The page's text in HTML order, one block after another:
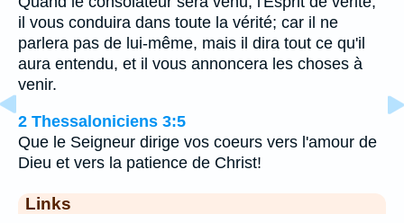
il vous conduira dans toute la vérité; car il ne
parlera pas de lui-même, mais il dira tout ce qu'il
aura entendu, et il vous annoncera les choses à
venir.
2 Thessaloniciens 3:5
Que le Seigneur dirige vos coeurs vers l'amour de
Dieu et vers la patience de Christ!
Links